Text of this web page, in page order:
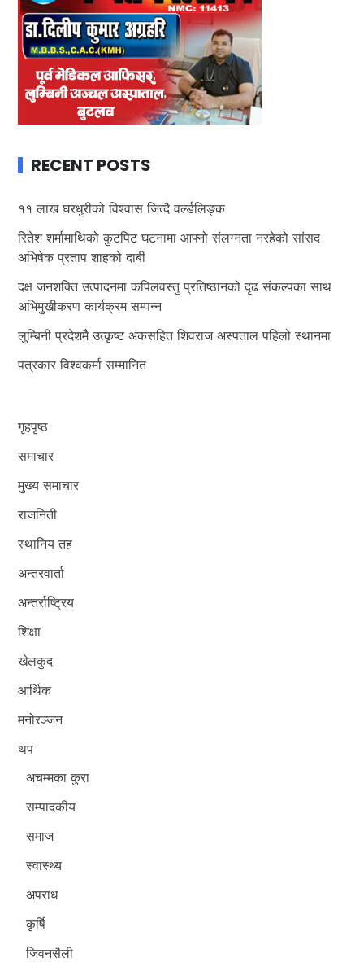
RECENT POSTS
११ लाख घरधुरीको विश्वास जित्दै वर्ल्डलिङ्क
रितेश शर्मामाथिको कुटपिट घटनामा आफ्नो संलग्नता नरहेको सांसद
अभिषेक प्रताप शाहको दाबी
दक्ष जनशक्ति उत्पादनमा कपिलवस्तु प्रतिष्ठानको दृढ संकल्पका साथ
अभिमुखीकरण कार्यक्रम सम्पन्न
लुम्बिनी प्रदेशमै उत्कृष्ट अंकसहित शिवराज अस्पताल पहिलो स्थानमा
पत्रकार विश्वकर्मा सम्मानित
गृहपृष्ठ
समाचार
मुख्य समाचार
राजनिती
स्थानिय तह
अन्तरवार्ता
अन्तर्राष्ट्रिय
शिक्षा
खेलकुद
आर्थिक
मनोरञ्जन
थप
अचम्मका कुरा
सम्पादकीय
समाज
स्वास्थ्य
अपराध
कृर्षि
जिवनसैली